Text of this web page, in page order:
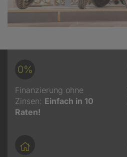
0%
Finanzierung ohne
Zinsen: Einfach in 10
Raten!